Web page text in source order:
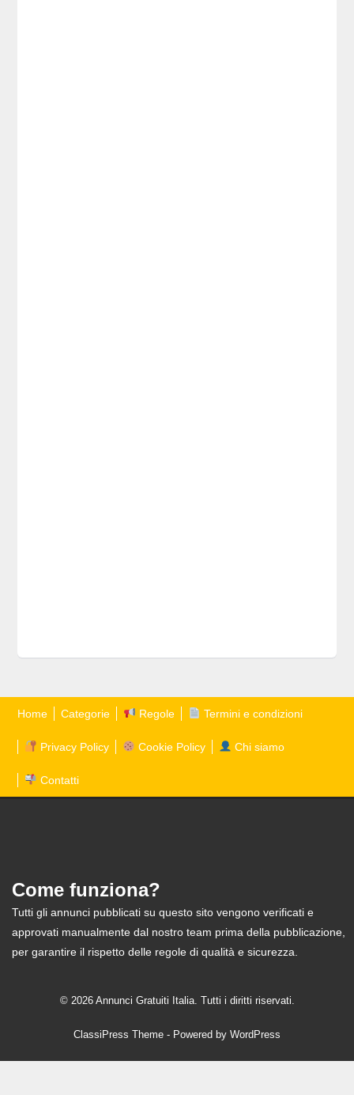
Home Categorie Regole Termini e condizioni
Privacy Policy Cookie Policy Chi siamo
Contatti
Come funziona?
Tutti gli annunci pubblicati su questo sito vengono verificati e
approvati manualmente dal nostro team prima della pubblicazione,
per garantire il rispetto delle regole di qualità e sicurezza.
© 2026 Annunci Gratuiti Italia. Tutti i diritti riservati.
ClassiPress Theme - Powered by WordPress